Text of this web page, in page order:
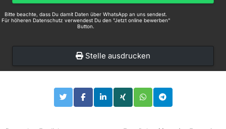
Bitte beachte, dass Du damit Daten über WhatsApp an uns sendest.
Für höheren Datenschutz verwendest Du den "Jetzt online bewerben"
Button.
Stelle ausdrucken